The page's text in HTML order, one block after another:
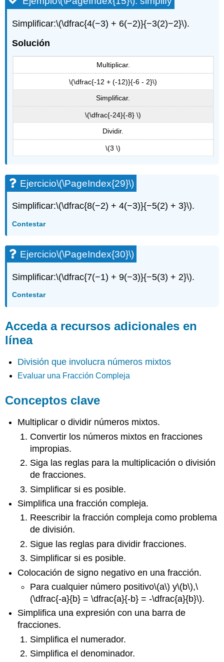
Simplificar:\(\dfrac{4(−3) + 6(−2)}{−3(2)−2}\).
Solución
Multiplicar.
\(\dfrac{-12 + (-12)}{-6 - 2}\)
Simplificar.
\(\dfrac{-24}{-8} \)
Dividir.
\(3 \)
Ejercicio\(\PageIndex{29}\)
Simplificar:\(\dfrac{8(−2) + 4(−3)}{−5(2) + 3}\).
Contestar
Ejercicio\(\PageIndex{30}\)
Simplificar:\(\dfrac{7(−1) + 9(−3)}{−5(3) + 2}\).
Contestar
Acceda a recursos adicionales en
línea
División que involucra números mixtos
Evaluar una Fracción Compleja
Conceptos clave
Multiplicar o dividir números mixtos.
Convertir los números mixtos en fracciones
impropias.
Siga las reglas para la multiplicación o división
de fracciones.
Simplificar si es posible.
Simplifica una fracción compleja.
Reescribir la fracción compleja como problema
de división.
Sigue las reglas para dividir fracciones.
Simplificar si es posible.
Colocación de signo negativo en una fracción.
Para cualquier número positivo\(a\) y\(b\),\
(\dfrac{-a}{b} = \dfrac{a}{-b} = -\dfrac{a}{b}\).
Simplifica una expresión con una barra de
fracciones.
Simplifica el numerador.
Simplifica el denominador.